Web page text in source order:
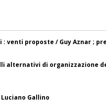
venti proposte / Guy Aznar ;
alternativi di organizzazione
Gallino